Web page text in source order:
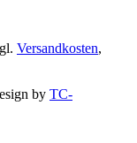
Versandkosten,
by TC-